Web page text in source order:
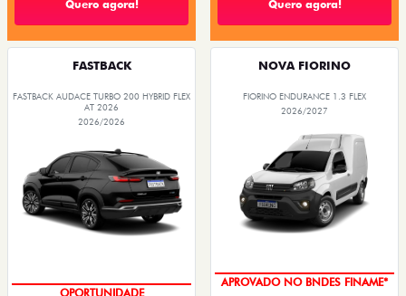
Quero agora! Quero agora!
FASTBACK
FASTBACK AUDACE TURBO 200 HYBRID FLEX
AT 2026
2026/2026
OPORTUNIDADE
NOVA FIORINO
FIORINO ENDURANCE 1.3 FLEX
2026/2027
APROVADO NO BNDES FINAME*